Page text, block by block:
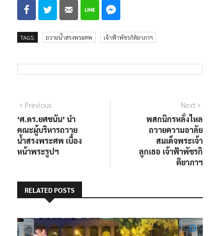
TAGS: ถวายน้ำสรงพระศพ เจ้าฟ้าพัชรกิติยาภาฯ
แนะแนว
เรื่อง
PreviousPrevious
post:
‘ศ.ดร.ยศชนัน’ นำ
คณะผู้บริหารถวาย
น้ำสรงพระศพ เบื้อง
หน้าพระรูปฯ
Next
พสกนิกรหลั่งไหล
ถวายความอาลัย
สมเด็จพระเจ้า
ลูกเธอ เจ้าฟ้าพัชรกิ
ติยาภาฯ
RELATED POSTS